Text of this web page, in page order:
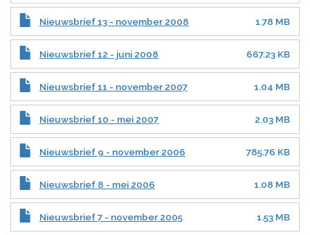
Nieuwsbrief 13 - november 2008 1.78 MB
Nieuwsbrief 12 - juni 2008 667.23 KB
Nieuwsbrief 11 - november 2007 1.04 MB
Nieuwsbrief 10 - mei 2007 2.03 MB
Nieuwsbrief 9 - november 2006 785.76 KB
Nieuwsbrief 8 - mei 2006 1.08 MB
Nieuwsbrief 7 - november 2005 1.53 MB